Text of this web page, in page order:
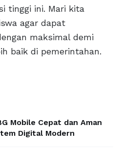
tinggi ini. Mari kita
agar dapat
maksimal demi
baik di pemerintahan.
Mobile Cepat dan Aman
Digital Modern